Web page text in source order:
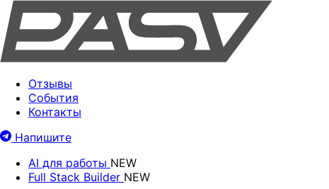
Отзывы
События
Контакты
Напишите
AI для работы NEW
Full Stack Builder NEW